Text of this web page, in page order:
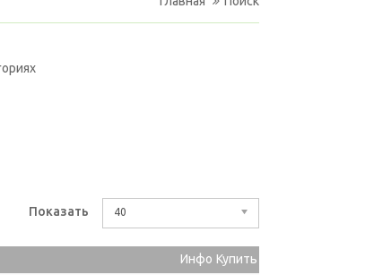
Показать 40
Инфо Купить